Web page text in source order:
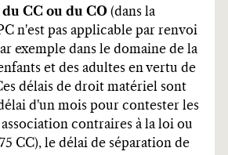
CC ou du CO (dans la
n'est pas applicable par renvoi
exemple dans le domaine de la
et des adultes en vertu de
délais de droit matériel sont
d'un mois pour contester les
contraires à la loi ou
CC), le délai de séparation de